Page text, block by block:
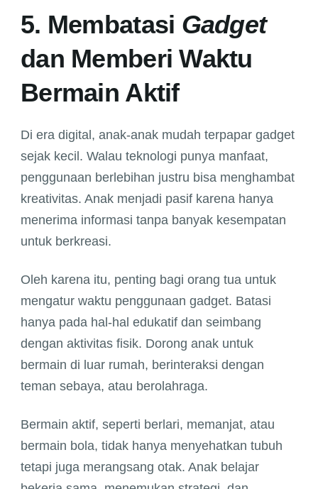
5. Membatasi Gadget
dan Memberi Waktu
Bermain Aktif
Di era digital, anak-anak mudah terpapar gadget
sejak kecil. Walau teknologi punya manfaat,
penggunaan berlebihan justru bisa menghambat
kreativitas. Anak menjadi pasif karena hanya
menerima informasi tanpa banyak kesempatan
untuk berkreasi.
Oleh karena itu, penting bagi orang tua untuk
mengatur waktu penggunaan gadget. Batasi
hanya pada hal-hal edukatif dan seimbang
dengan aktivitas fisik. Dorong anak untuk
bermain di luar rumah, berinteraksi dengan
teman sebaya, atau berolahraga.
Bermain aktif, seperti berlari, memanjat, atau
bermain bola, tidak hanya menyehatkan tubuh
tetapi juga merangsang otak. Anak belajar